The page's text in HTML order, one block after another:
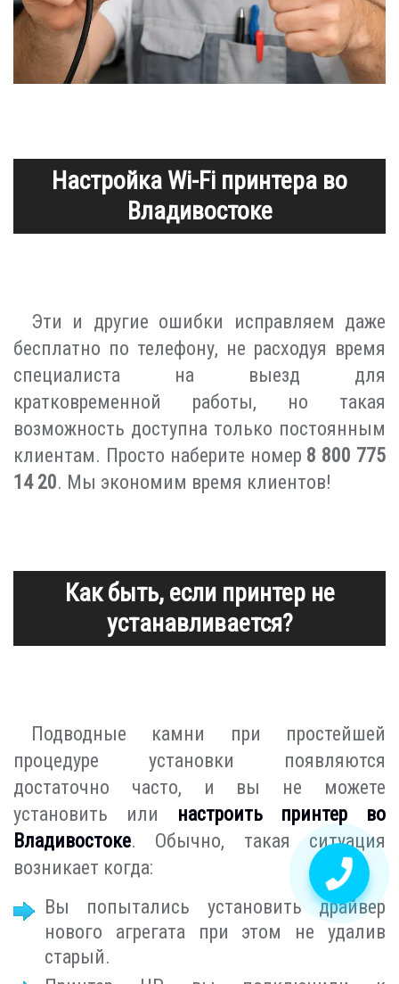
Настройка Wi-Fi принтера во
Владивостоке
Эти и другие ошибки исправляем даже
бесплатно по телефону, не расходуя время
специалиста на выезд для
кратковременной работы, но такая
возможность доступна только постоянным
клиентам. Просто наберите номер 8 800 775
14 20. Мы экономим время клиентов!
Как быть, если принтер не
устанавливается?
Подводные камни при простейшей
процедуре установки появляются
достаточно часто, и вы не можете
установить или настроить принтер во
Владивостоке. Обычно, такая ситуация
возникает когда:
Вы попытались установить драйвер
нового агрегата при этом не удалив
старый.